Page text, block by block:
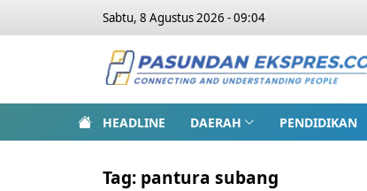
Sabtu, 8 Agustus 2026 - 09:04
HEADLINE DAERAH PENDIDIKAN
Tag: pantura subang